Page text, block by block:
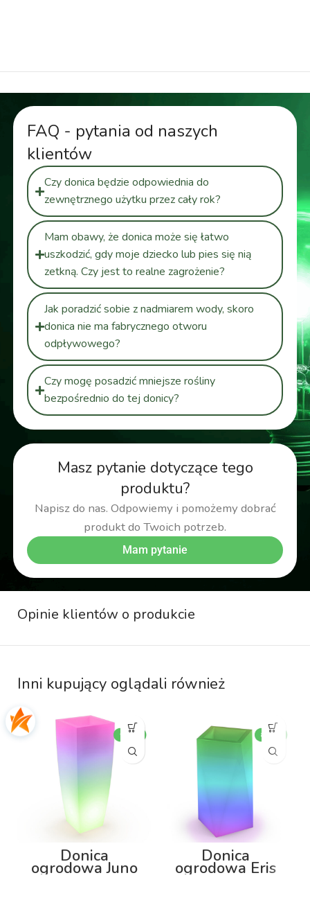
Masz pytanie dotyczące tego
produktu?
Napisz do nas. Odpowiemy i pomożemy dobrać
produkt do Twoich potrzeb.
Mam pytanie
FAQ - pytania od naszych
klientów
Czy donica będzie odpowiednia do
zewnętrznego użytku przez cały rok?
Mam obawy, że donica może się łatwo
uszkodzić, gdy moje dziecko lub pies się nią
zetkną. Czy jest to realne zagrożenie?
Jak poradzić sobie z nadmiarem wody, skoro
donica nie ma fabrycznego otworu
odpływowego?
Czy mogę posadzić mniejsze rośliny
bezpośrednio do tej donicy?
Opinie klientów o produkcie
Inni kupujący oglądali również
Donica
ogrodowa Juno
Donica
ogrodowa Eris